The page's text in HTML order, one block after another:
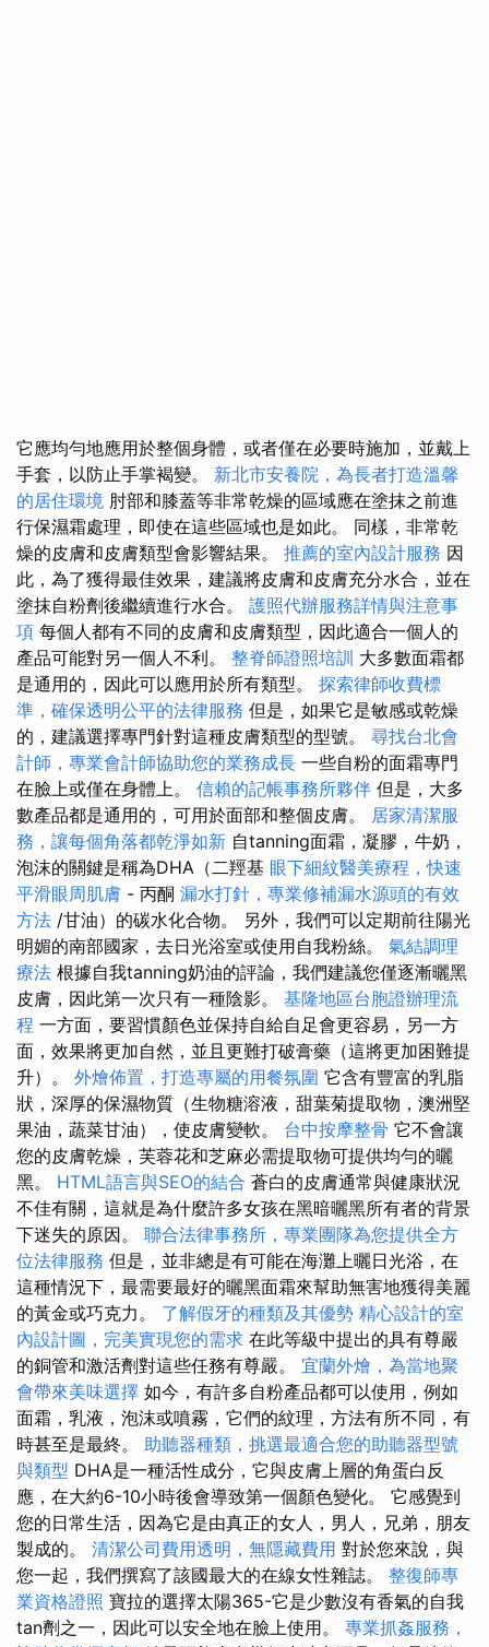
它應均勻地應用於整個身體，或者僅在必要時施加，並戴上
手套，以防止手掌褐變。 新北市安養院，為長者打造溫馨
的居住環境 肘部和膝蓋等非常乾燥的區域應在塗抹之前進
行保濕霜處理，即使在這些區域也是如此。 同樣，非常乾
燥的皮膚和皮膚類型會影響結果。 推薦的室內設計服務 因
此，為了獲得最佳效果，建議將皮膚和皮膚充分水合，並在
塗抹自粉劑後繼續進行水合。 護照代辦服務詳情與注意事
項 每個人都有不同的皮膚和皮膚類型，因此適合一個人的
產品可能對另一個人不利。 整脊師證照培訓 大多數面霜都
是通用的，因此可以應用於所有類型。 探索律師收費標
準，確保透明公平的法律服務 但是，如果它是敏感或乾燥
的，建議選擇專門針對這種皮膚類型的型號。 尋找台北會
計師，專業會計師協助您的業務成長 一些自粉的面霜專門
在臉上或僅在身體上。 信賴的記帳事務所夥伴 但是，大多
數產品都是通用的，可用於面部和整個皮膚。 居家清潔服
務，讓每個角落都乾淨如新 自tanning面霜，凝膠，牛奶，
泡沫的關鍵是稱為DHA（二羥基 眼下細紋醫美療程，快速
平滑眼周肌膚 - 丙酮 漏水打針，專業修補漏水源頭的有效
方法 /甘油）的碳水化合物。 另外，我們可以定期前往陽光
明媚的南部國家，去日光浴室或使用自我粉絲。 氣結調理
療法 根據自我tanning奶油的評論，我們建議您僅逐漸曬黑
皮膚，因此第一次只有一種陰影。 基隆地區台胞證辦理流
程 一方面，要習慣顏色並保持自給自足會更容易，另一方
面，效果將更加自然，並且更難打破膏藥（這將更加困難提
升）。 外燴佈置，打造專屬的用餐氛圍 它含有豐富的乳脂
狀，深厚的保濕物質（生物糖溶液，甜葉菊提取物，澳洲堅
果油，蔬菜甘油），使皮膚變軟。 台中按摩整骨 它不會讓
您的皮膚乾燥，芙蓉花和芝麻必需提取物可提供均勻的曬
黑。 HTML語言與SEO的結合 蒼白的皮膚通常與健康狀況
不佳有關，這就是為什麼許多女孩在黑暗曬黑所有者的背景
下迷失的原因。 聯合法律事務所，專業團隊為您提供全方
位法律服務 但是，並非總是有可能在海灘上曬日光浴，在
這種情況下，最需要最好的曬黑面霜來幫助無害地獲得美麗
的黃金或巧克力。 了解假牙的種類及其優勢 精心設計的室
內設計圖，完美實現您的需求 在此等級中提出的具有尊嚴
的銅管和激活劑對這些任務有尊嚴。 宜蘭外燴，為當地聚
會帶來美味選擇 如今，有許多自粉產品都可以使用，例如
面霜，乳液，泡沫或噴霧，它們的紋理，方法有所不同，有
時甚至是最終。 助聽器種類，挑選最適合您的助聽器型號
與類型 DHA是一種活性成分，它與皮膚上層的角蛋白反
應，在大約6-10小時後會導致第一個顏色變化。 它感覺到
您的日常生活，因為它是由真正的女人，男人，兄弟，朋友
製成的。 清潔公司費用透明，無隱藏費用 對於您來說，與
您一起，我們撰寫了該國最大的在線女性雜誌。 整復師專
業資格證照 寶拉的選擇太陽365-它是少數沒有香氣的自我
tan劑之一，因此可以安全地在臉上使用。 專業抓姦服務，